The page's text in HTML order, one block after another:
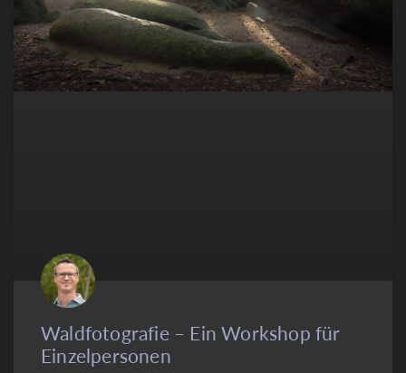
Waldfotografie – Ein Workshop für
Einzelpersonen